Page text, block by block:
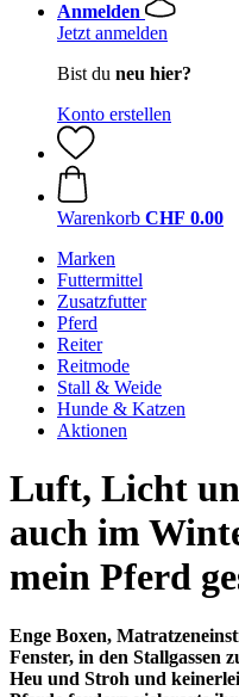
Anmelden
Jetzt anmelden
Bist du neu hier?
Konto erstellen
Warenkorb CHF 0.00
Marken
Futtermittel
Zusatzfutter
Pferd
Reiter
Reitmode
Stall & Weide
Hunde & Katzen
Aktionen
Luft, Licht
auch im
mein Pferd
Enge Boxen,
Fenster, in den Stallgassen
Heu und Stroh und